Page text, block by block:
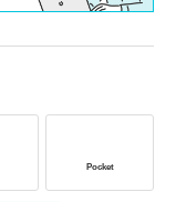
Pocket